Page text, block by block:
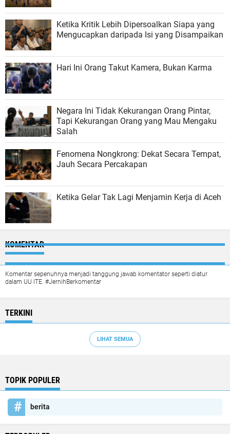
Ketika Kritik Lebih Dipersoalkan Siapa yang
Mengucapkan daripada Isi yang Disampaikan
Hari Ini Orang Takut Kamera, Bukan Karma
Negara Ini Tidak Kekurangan Orang Pintar,
Tapi Kekurangan Orang yang Mau Mengaku
Salah
Fenomena Nongkrong: Dekat Secara Tempat,
Jauh Secara Percakapan
Ketika Gelar Tak Lagi Menjamin Kerja di Aceh
KOMENTAR
Komentar sepenuhnya menjadi tanggung jawab komentator seperti diatur
dalam UU ITE. #JernihBerkomentar
TERKINI
LIHAT SEMUA
TOPIK POPULER
berita